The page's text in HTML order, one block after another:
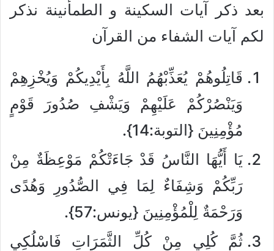
بعد ذكر آيات السكينة و الطمأنينة نذكر
لكم آيات الشفاء من القرآن
قَاتِلُوهُمْ يُعَذِّبْهُمُ اللَّهُ بِأَيْدِيكُمْ وَيُخْزِهِمْ
وَيَنْصُرْكُمْ عَلَيْهِمْ وَيَشْفِ صُدُورَ قَوْمٍ
مُؤْمِنِينَ {التوبة:14}.
يَا أَيُّهَا النَّاسُ قَدْ جَاءَتْكُمْ مَوْعِظَةٌ مِنْ
رَبِّكُمْ وَشِفَاءٌ لِمَا فِي الصُّدُورِ وَهُدًى
وَرَحْمَةٌ لِلْمُؤْمِنِينَ {يونس:57}.
ثُمَّ كُلِي مِنْ كُلِّ الثَّمَرَاتِ فَاسْلُكِي